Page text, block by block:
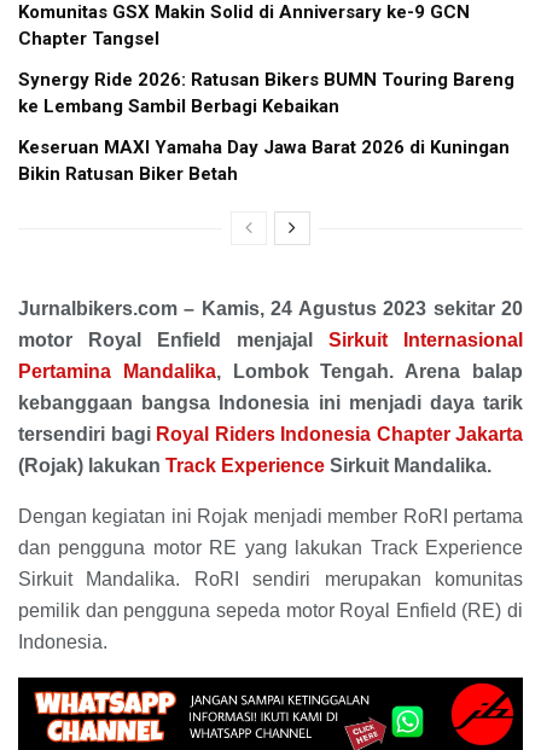
Komunitas GSX Makin Solid di Anniversary ke-9 GCN
Chapter Tangsel
Synergy Ride 2026: Ratusan Bikers BUMN Touring Bareng
ke Lembang Sambil Berbagi Kebaikan
Keseruan MAXI Yamaha Day Jawa Barat 2026 di Kuningan
Bikin Ratusan Biker Betah
Jurnalbikers.com – Kamis, 24 Agustus 2023 sekitar 20
motor Royal Enfield menjajal Sirkuit Internasional
Pertamina Mandalika, Lombok Tengah. Arena balap
kebanggaan bangsa Indonesia ini menjadi daya tarik
tersendiri bagiRoyal Riders Indonesia Chapter Jakarta
(Rojak) lakukan Track Experience Sirkuit Mandalika.
Dengan kegiatan ini Rojak menjadi member RoRI pertama
dan pengguna motor RE yang lakukan Track Experience
Sirkuit Mandalika. RoRI sendiri merupakan komunitas
pemilik dan pengguna sepeda motor Royal Enfield (RE) di
Indonesia.